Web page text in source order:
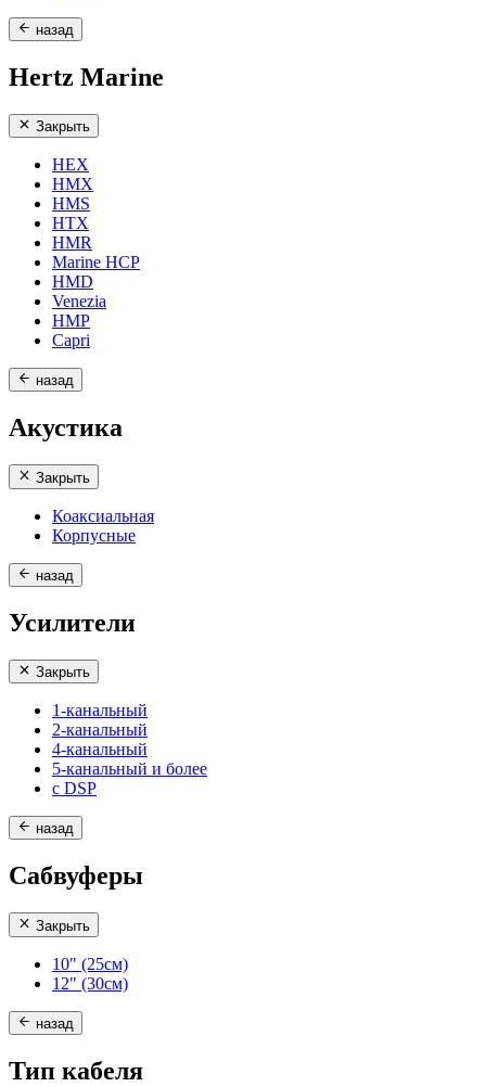
назад
Hertz Marine
Закрыть
HEX
HMX
HMS
HTX
HMR
Marine HCP
HMD
Venezia
HMP
Capri
назад
Акустика
Закрыть
Коаксиальная
Корпусные
назад
Усилители
Закрыть
1-канальный
2-канальный
4-канальный
5-канальный и более
с DSP
назад
Сабвуферы
Закрыть
10" (25см)
12" (30см)
назад
Тип кабеля